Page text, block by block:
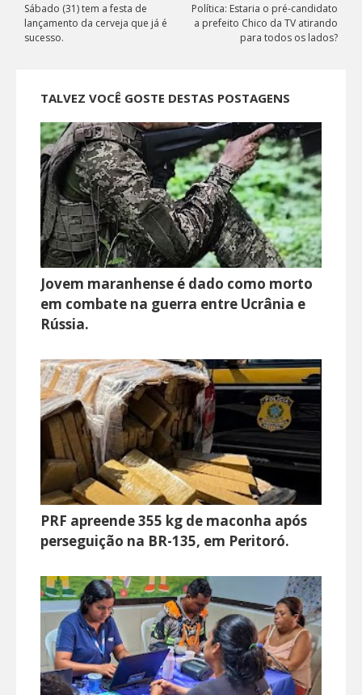
Política: Estaria o pré-candidato
a prefeito Chico da TV atirando
para todos os lados?
Sábado (31) tem a festa de
lançamento da cerveja que já é
sucesso.
TALVEZ VOCÊ GOSTE DESTAS POSTAGENS
Jovem maranhense é dado como morto
em combate na guerra entre Ucrânia e
Rússia.
PRF apreende 355 kg de maconha após
perseguição na BR-135, em Peritoró.